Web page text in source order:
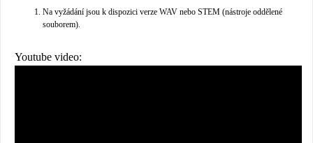
Na vyžádání jsou k dispozici verze WAV nebo STEM (nástroje oddělené
souborem).
Youtube video: